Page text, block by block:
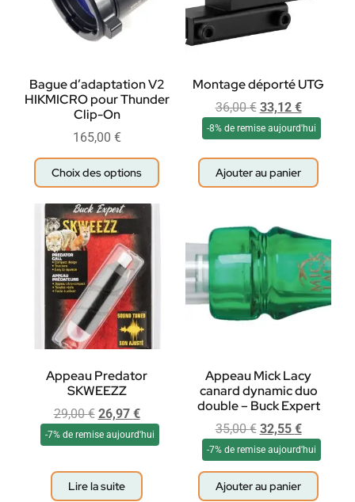
Bague d’adaptation V2
HIKMICRO pour Thunder
Clip-On
165,00 €
Choix des options
Montage déporté UTG
36,00€ 33,12 €
-8% de remise aujourd'hui
Ajouter au panier
Appeau Predator
SKWEEZZ
29,00€ 26,97 €
-7% de remise aujourd'hui
Lire la suite
Appeau Mick Lacy
canard dynamic duo
double – Buck Expert
35,00€ 32,55 €
-7% de remise aujourd'hui
Ajouter au panier